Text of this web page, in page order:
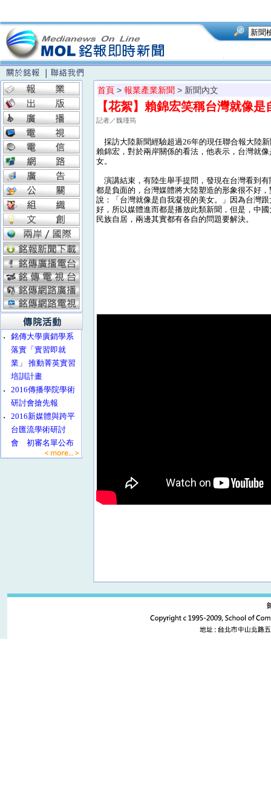
‧
銘傳大學廣銷學系
落實「實習即就
業」 推動菁英實習
培訓計畫
‧
2016傳播學院學術
研討會搶先報
‧
2016新媒體與跨平
台匯流學術研討
會 初審名單公布
首頁 > 報業產業新聞 > 新聞內文
【花絮】賴錦宏笑稱台灣就像
記者／魏瑾筠
採訪大陸新聞經驗超過26年的現任聯合報大陸
賴錦宏，對於兩岸關係的看法，他表示，台灣就
女。
演講結束，有陸生舉手提問，發現在台灣看到
都是負面的，台灣媒體將大陸塑造的形象很不好
說：「台灣就像是自我凝視的美女。」因為台灣
好，所以媒體進而都是播放此類新聞，但是，中
民族自居，兩邊其實都有各自的問題要解決。